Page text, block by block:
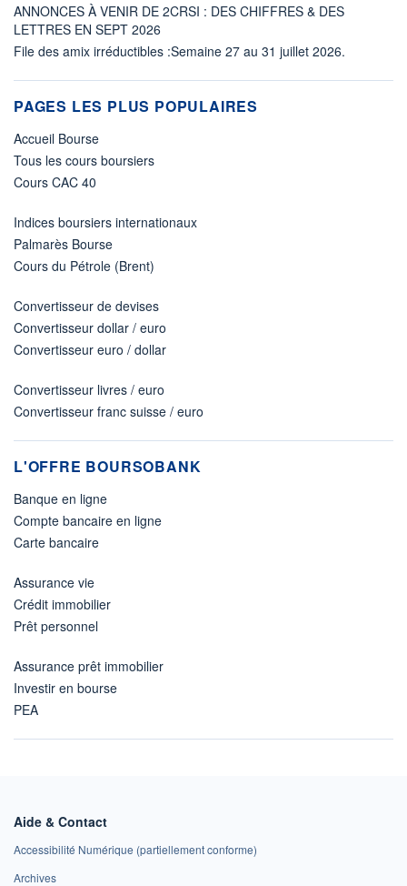
ANNONCES À VENIR DE 2CRSI : DES CHIFFRES & DES
LETTRES EN SEPT 2026
File des amix irréductibles :Semaine 27 au 31 juillet 2026.
PAGES LES PLUS POPULAIRES
Accueil Bourse
Tous les cours boursiers
Cours CAC 40
Indices boursiers internationaux
Palmarès Bourse
Cours du Pétrole (Brent)
Convertisseur de devises
Convertisseur dollar / euro
Convertisseur euro / dollar
Convertisseur livres / euro
Convertisseur franc suisse / euro
L'OFFRE BOURSOBANK
Banque en ligne
Compte bancaire en ligne
Carte bancaire
Assurance vie
Crédit immobilier
Prêt personnel
Assurance prêt immobilier
Investir en bourse
PEA
Aide & Contact
Accessibilité Numérique (partiellement conforme)
Archives